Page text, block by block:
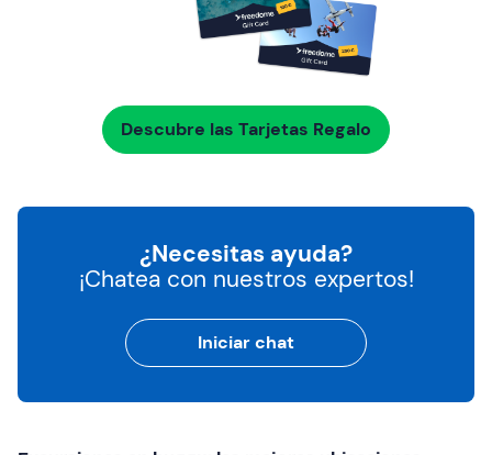
Descubre las Tarjetas Regalo
¿Necesitas ayuda?
¡Chatea con nuestros expertos!
Iniciar chat